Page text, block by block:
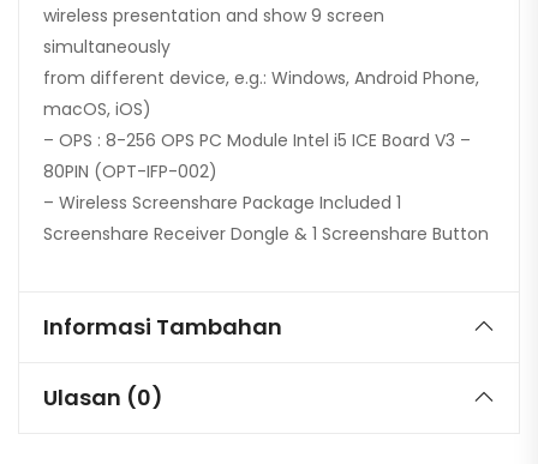
wireless presentation and show 9 screen
simultaneously
from different device, e.g.: Windows, Android Phone,
macOS, iOS)
– OPS : 8-256 OPS PC Module Intel i5 ICE Board V3 –
80PIN (OPT-IFP-002)
– Wireless Screenshare Package Included 1
Screenshare Receiver Dongle & 1 Screenshare Button
Informasi Tambahan
Ulasan (0)